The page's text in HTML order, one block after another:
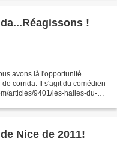
!
avons là l'opportunité
corrida. Il s'agit du comédien
articles/9401/les-halles-du-
Nice de 2011!